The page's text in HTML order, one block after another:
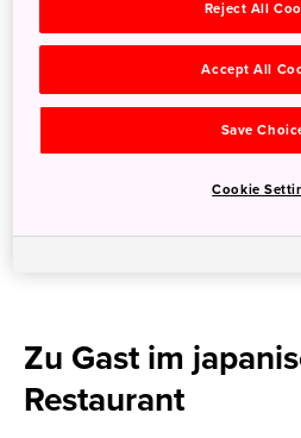
Zu Gast im
Restaurant
Reject All
Accept All
Save
Cookie